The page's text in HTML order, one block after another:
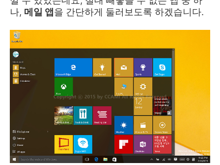
나, 메일 앱 을 간단하게 둘러보도록 하겠습니다.